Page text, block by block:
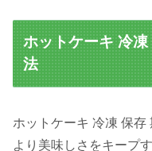
ホットケーキ 冷
法
ホットケーキ 冷凍 保存
より美味しさをキープ